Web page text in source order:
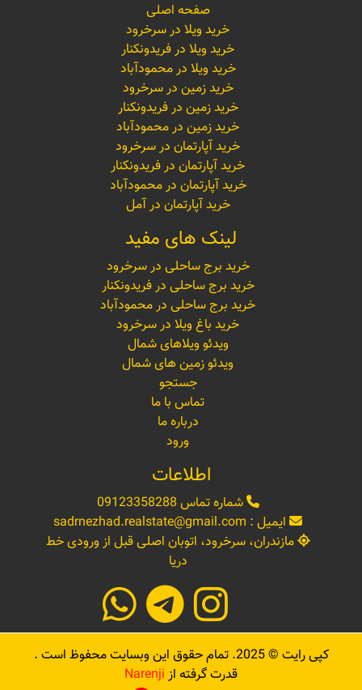
صفحه اصلی
خرید ویلا در سرخرود
خرید ویلا در فریدونکنار
خرید ویلا در محمودآباد
خرید زمین در سرخرود
خرید زمین در فریدونکنار
خرید زمین در محمودآباد
خرید آپارتمان در سرخرود
خرید آپارتمان در فریدونکنار
خرید آپارتمان در محمودآباد
خرید آپارتمان در آمل
لینک های مفید
خرید برج ساحلی در سرخرود
خرید برج ساحلی در فریدونکنار
خرید برج ساحلی در محمودآباد
خرید باغ ویلا در سرخرود
ویدئو ویلاهای شمال
ویدئو زمین های شمال
جستجو
تماس با ما
درباره ما
ورود
اطلاعات
شماره تماس 09123358288
ایمیل : sadrnezhad.realstate@gmail.com
مازندران، سرخرود، اتوبان اصلی قبل از ورودی خط
دریا
کپی رایت ©2025. تمام حقوق این وبسایت محفوظ است .
قدرت گرفته از Narenji